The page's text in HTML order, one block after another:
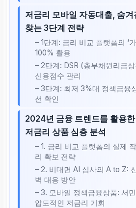
저금리 모바일 자동대출, 숨
찾는 3단계 전략
– 1단계: 금리 비교 플랫폼의 ‘
100% 활용
– 2단계: DSR (총부채원리금
신용점수 관리
– 3단계: 최저 3%대 정책금융
선 확인
2024년 금융 트렌드를 활용
저금리 상품 심층 분석
– 1. 금리 비교 플랫폼의 실제
리 확보 전략
– 2. 비대면 AI 심사의 A to Z:
벽 대응 방안
– 3. 모바일 정책금융상품: 서
압도적인 저금리 기회